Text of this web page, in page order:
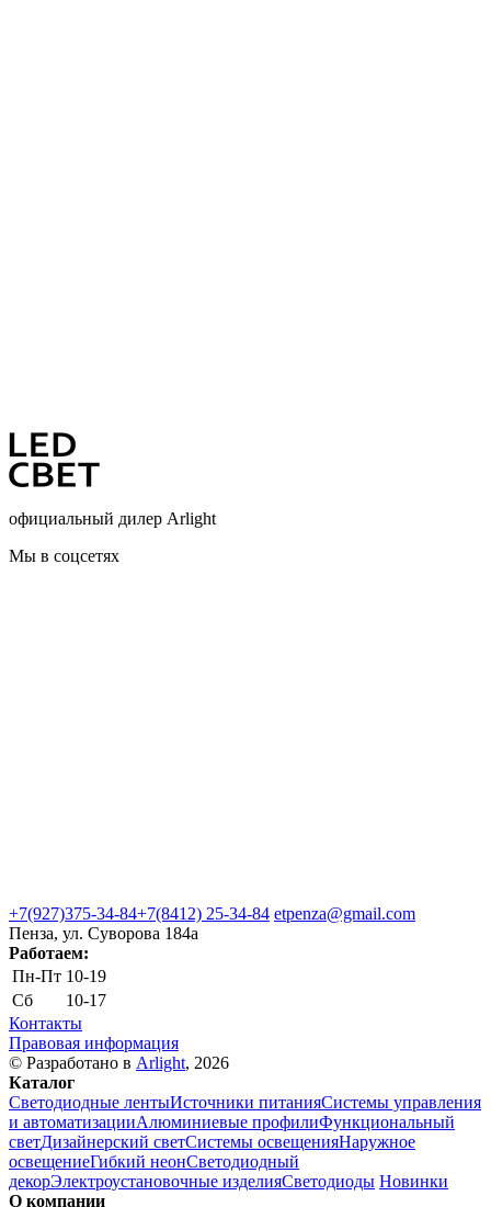
официальный дилер Arlight
Мы в соцсетях
+7(927)375-34-84+7(8412) 25-34-84 etpenza@gmail.com
Пенза, ул. Cуворова 184а
Работаем:
Пн-Пт 10-19
Сб
10-17
Контакты
Правовая информация
© Разработано в Arlight, 2026
Каталог
Светодиодные лентыИсточники питанияСистемы управления
и автоматизацииАлюминиевые профилиФункциональный
светДизайнерский светСистемы освещенияНаружное
освещениеГибкий неонСветодиодный
декорЭлектроустановочные изделияСветодиоды Новинки
О компании